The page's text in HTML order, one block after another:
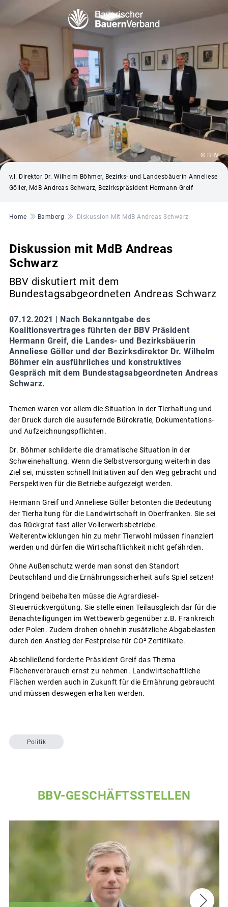
© BBV
v.l. Direktor Dr. Wilhelm Böhmer, Bezirks- und Landesbäuerin Anneliese
Göller, MdB Andreas Schwarz, Bezirkspräsident Hermann Greif
Pfadnavigation
Home Bamberg Diskussion Mit MdB Andreas Schwarz
Diskussion mit MdB Andreas
Schwarz
BBV diskutiert mit dem
Bundestagsabgeordneten Andreas Schwarz
07.12.2021 |
Nach Bekanntgabe des
Koalitionsvertrages führten der BBV Präsident
Hermann Greif, die Landes- und Bezirksbäuerin
Anneliese Göller und der Bezirksdirektor Dr. Wilhelm
Böhmer ein ausführliches und konstruktives
Gespräch mit dem Bundestagsabgeordneten Andreas
Schwarz.
Themen waren vor allem die Situation in der Tierhaltung und
der Druck durch die ausufernde Bürokratie, Dokumentations-
und Aufzeichnungspflichten.
Dr. Böhmer schilderte die dramatische Situation in der
Schweinehaltung. Wenn die Selbstversorgung weiterhin das
Ziel sei, müssten schnell Initiativen auf den Weg gebracht und
Perspektiven für die Betriebe aufgezeigt werden.
Hermann Greif und Anneliese Göller betonten die Bedeutung
der Tierhaltung für die Landwirtschaft in Oberfranken. Sie sei
das Rückgrat fast aller Vollerwerbsbetriebe.
Weiterentwicklungen hin zu mehr Tierwohl müssen finanziert
werden und dürfen die Wirtschaftlichkeit nicht gefährden.
Ohne Außenschutz werde man sonst den Standort
Deutschland und die Ernährungssicherheit aufs Spiel setzen!
Dringend beibehalten müsse die Agrardiesel-
Steuerrückvergütung. Sie stelle einen Teilausgleich dar für die
Benachteiligungen im Wettbewerb gegenüber z.B. Frankreich
oder Polen. Zudem drohen ohnehin zusätzliche Abgabelasten
durch den Anstieg der Festpreise für CO² Zertifikate.
Abschließend forderte Präsident Greif das Thema
Flächenverbrauch ernst zu nehmen. Landwirtschaftliche
Flächen werden auch in Zukunft für die Ernährung gebraucht
und müssen deswegen erhalten werden.
Politik
BBV-GESCHÄFTSSTELLEN